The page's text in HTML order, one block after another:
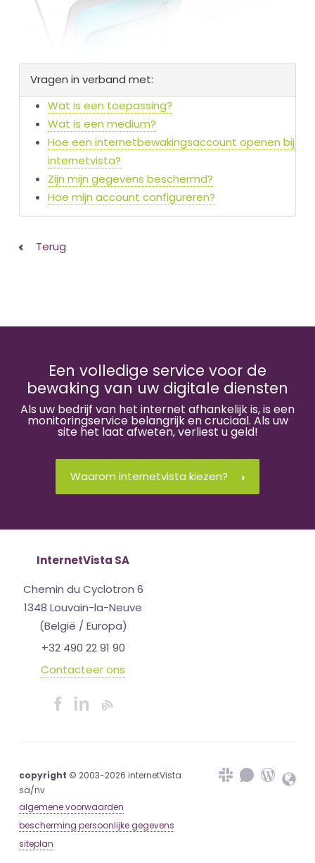
Vragen in verband met:
Wat is een toepassing?
Wat is een medium?
Hoe een internetbewakingsaccount openen bij
internetvista?
Zijn mijn gegevens beschermd?
Hoe mijn account configureren?
Terug
Een volledige service voor de
bewaking van uw digitale diensten
Als uw bedrijf van het internet afhankelijk is, is een
monitoringservice belangrijk en cruciaal. Als uw
site het laat afweten, verliest u geld!
Waarom internetvista kiezen?
InternetVista SA
Chemin du Cyclotron 6
1348 Louvain-la-Neuve
(België / Europa)
+32 490 22 91 90
Contacteer ons
copyright © 2003-2026 internetVista
sa/nv
algemene voorwaarden
bescherming persoonlijke gegevens
siteplan